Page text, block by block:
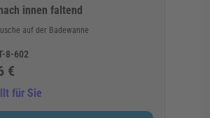
innen faltend
auf der Badewanne
8-602
€
für Sie